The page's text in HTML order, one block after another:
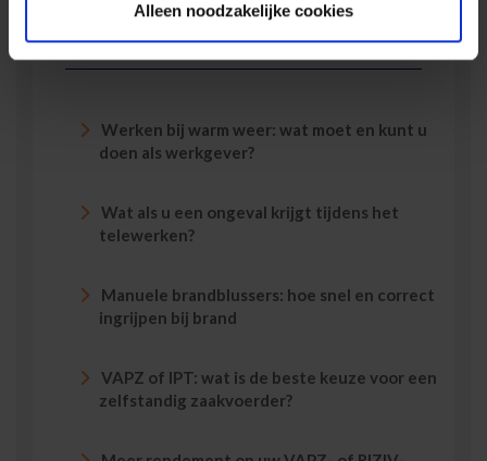
Alleen noodzakelijke cookies
Meest gelezen
Werken bij warm weer: wat moet en kunt u
doen als werkgever?
Wat als u een ongeval krijgt tijdens het
telewerken?
Manuele brandblussers: hoe snel en correct
ingrijpen bij brand
VAPZ of IPT: wat is de beste keuze voor een
zelfstandig zaakvoerder?